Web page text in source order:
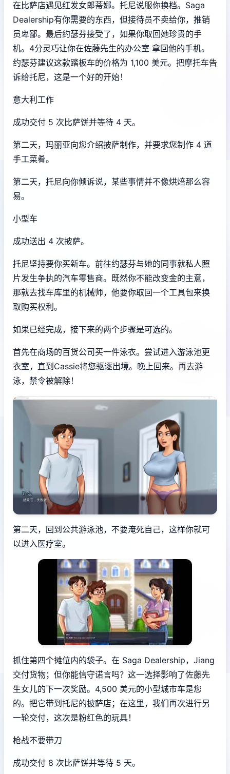
在比萨店遇见红发女郎蒂娜。托尼说服你换档。Saga
Dealership有你需要的东西，但接待员不卖给你，推销
员卑鄙。最后约瑟芬接受了，如果你取回她珍贵的手
机。4分灵巧让你在佐藤先生的办公室 拿回他的手机。
约瑟芬建议这款踏板车的价格为 1,100 美元。把摩托车告
诉给托尼，这是一个好的开始！
意大利工作
成功交付 5 次比萨饼并等待 4 天。
第二天，玛丽亚向您介绍披萨制作，并要求您制作 4 道
手工菜肴。
第二天，托尼向你倾诉说，某些事情并不像烘焙那么容
易。
小型车
成功送出 4 次披萨。
托尼坚持要你买新车。前往约瑟芬与她的同事就私人照
片发生争执的汽车零售商。既然你不能改变金的主意，
那就去找车库里的机械师，他要你取回一个工具包来换
取购买权利。
如果已经完成，接下来的两个步骤是可选的。
首先在商场的百货公司买一件泳衣。尝试进入游泳池更
衣室，直到Cassie将您驱逐出境。晚上回来。再去游
泳，禁令被解除！
第二天，回到公共游泳池，不要淹死自己，这样你就可
以进入医疗室。
抓住第四个摊位内的袋子。在 Saga Dealership，Jiang
交付货物；但你能信守诺言吗？这一选择影响了佐藤先
生女儿的下一次奖励。4,500 美元的小型城市车是您
的。把它带到托尼的披萨店；在这里，我们再次进行另
一轮交付，这次是粉红色的玩具！
枪战不要带刀
成功交付 8 次比萨饼并等待 5 天。